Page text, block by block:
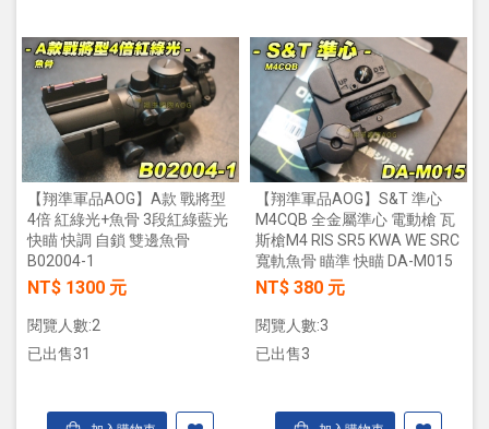
【翔準軍品AOG】A款 戰將型
4倍 紅綠光+魚骨 3段紅綠藍光
快瞄 快調 自鎖 雙邊魚骨
B02004-1
NT$ 1300 元
閱覽人數:2
已出售31
【翔準軍品AOG】S&T 準心
M4CQB 全金屬準心 電動槍 瓦
斯槍M4 RIS SR5 KWA WE SRC
寬軌魚骨 瞄準 快瞄 DA-M015
NT$ 380 元
閱覽人數:3
已出售3